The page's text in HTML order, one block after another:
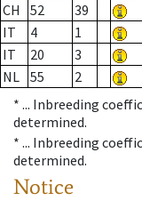
CH
52 39
IT
4 1
IT
20 3
NL 55 2
* ... Inbreeding
determined.
* ... Inbreeding
determined.
Notice